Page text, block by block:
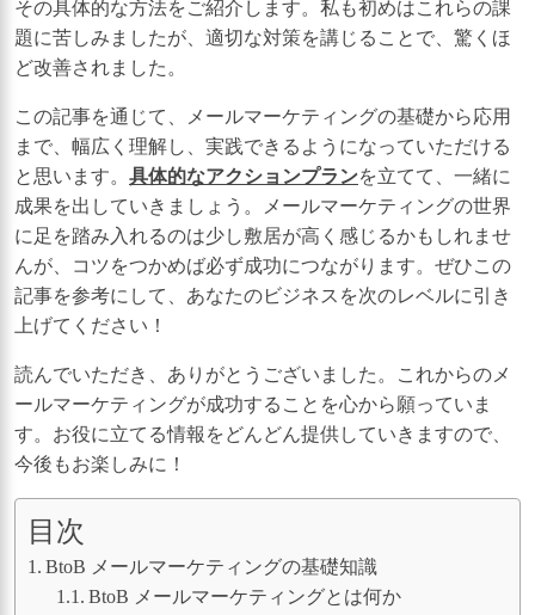
その具体的な方法をご紹介します。私も初めはこれらの課
題に苦しみましたが、適切な対策を講じることで、驚くほ
ど改善されました。
この記事を通じて、メールマーケティングの基礎から応用
まで、幅広く理解し、実践できるようになっていただける
と思います。 具体的なアクションプランを立てて、一緒に
成果を出していきましょう。メールマーケティングの世界
に足を踏み入れるのは少し敷居が高く感じるかもしれませ
んが、コツをつかめば必ず成功につながります。ぜひこの
記事を参考にして、あなたのビジネスを次のレベルに引き
上げてください！
読んでいただき、ありがとうございました。これからのメ
ールマーケティングが成功することを心から願っていま
す。お役に立てる情報をどんどん提供していきますので、
今後もお楽しみに！
目次
BtoB メールマーケティングの基礎知識
BtoB メールマーケティングとは何か